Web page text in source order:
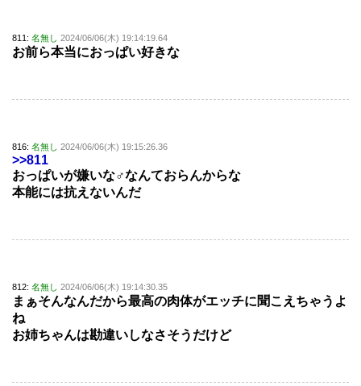
811: 名無し 2024/06/06(木) 19:14:19.64
お前ら本当におっぱい好きな
816: 名無し 2024/06/06(木) 19:15:26.36
>>811
おっぱいが嫌いな♂なんておらんからな
本能には抗えないんだ
812: 名無し 2024/06/06(木) 19:14:30.35
まぁそんなんだから最高の肉体がエッチに聞こえちゃうよ
ね
お姉ちゃんは勘違いしなさそうだけど